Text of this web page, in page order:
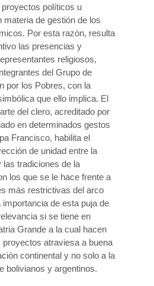
políticos u
materia de gestión de los
Por esta razón, resulta
las presencias y
religiosos,
del Grupo de
por los Pobres, con la
que ello implica. El
del clero, acreditado por
en determinados gestos
Francisco, habilita el
de unidad entre la
las tradiciones de la
los que se le hace frente a
más restrictivas del arco
de esta puja de
si se tiene en
Grande a la cual hacen
proyectos atraviesa a buena
continental y no solo a la
bolivianos y argentinos.